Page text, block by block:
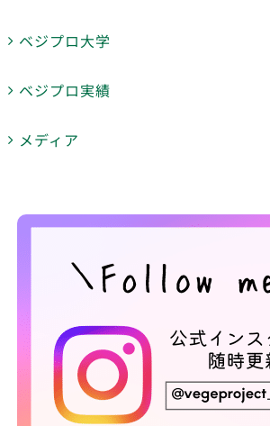
ベジプロ大学
ベジプロ実績
メディア